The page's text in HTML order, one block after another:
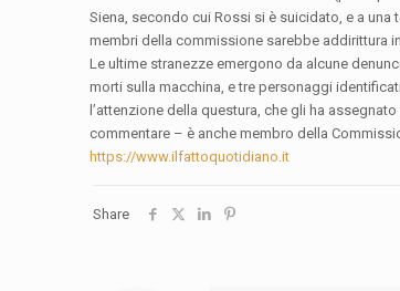
Siena, secondo cui Rossi si è suicidato, e a una
membri della commissione sarebbe addirittura
Le ultime stranezze emergono da alcune
morti sulla macchina, e tre personaggi
l’attenzione della questura, che gli ha
commentare – è anche membro della
https://www.ilfattoquotidiano.it
Share